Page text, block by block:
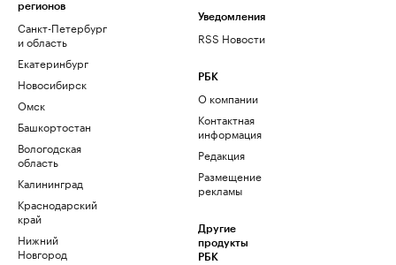
регионов
Санкт-Петербург
и область
Екатеринбург
Новосибирск
Омск
Башкортостан
Вологодская
область
Калининград
Краснодарский
край
Нижний
Новгород
Уведомления
RSS Новости
РБК
О компании
Контактная
информация
Редакция
Размещение
рекламы
Другие
продукты
РБК